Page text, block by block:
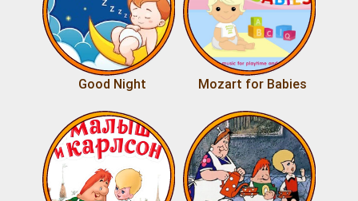
Good Night Mozart for Babies